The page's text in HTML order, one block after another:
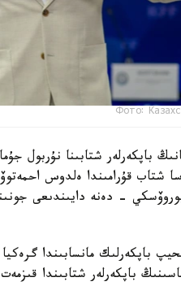
Фото:
باپكەرلەر شتابىنا
شتاب قۇرامىندا ەلدوس
- دەنە دايىندىعى
باپكەرلىك مانسابىندا گرەكيا
باپكەرلەر شتابىندا